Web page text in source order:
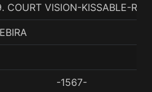
COURT VISION-KISSABLE-
-1567-